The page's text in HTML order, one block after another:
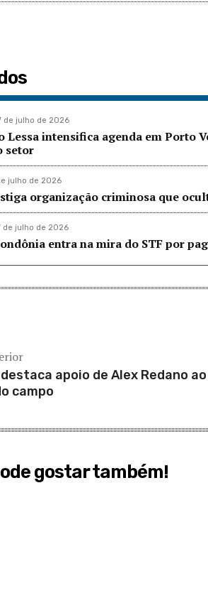
de julho de 2026
Lessa intensifica agenda em Porto
setor
julho de 2026
organização criminosa que
de julho de 2026
entra na mira do STF por
destaca apoio de Alex Redano ao
campo
gostar também!